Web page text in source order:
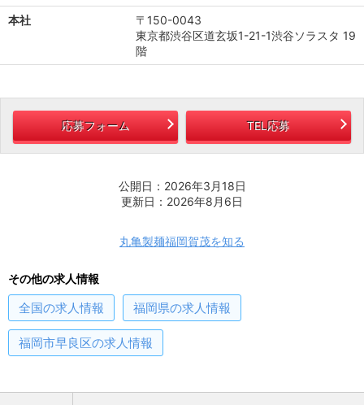
本社
〒150-0043
東京都渋谷区道玄坂1-21-1渋谷ソラスタ 19
階
応募フォーム TEL応募
公開日：2026年3月18日
更新日：2026年8月6日
丸亀製麺福岡賀茂を知る
その他の求人情報
全国の求人情報 福岡県の求人情報
福岡市早良区の求人情報